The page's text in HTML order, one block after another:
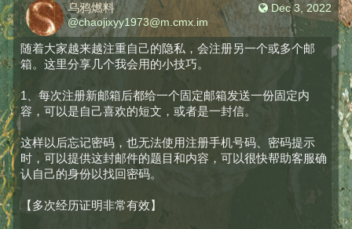
Dec 3, 2022
乌鸦燃料
@chaojixyy1973@m.cmx.im
随着大家越来越注重自己的隐私，会注册另一个或多个邮
箱。这里分享几个我会用的小技巧。
1、每次注册新邮箱后都给一个固定邮箱发送一份固定内
容，可以是自己喜欢的短文，或者是一封信。
这样以后忘记密码，也无法使用注册手机号码、密码提示
时，可以提供这封邮件的题目和内容，可以很快帮助客服确
认自己的身份以找回密码。
【多次经历证明非常有效】